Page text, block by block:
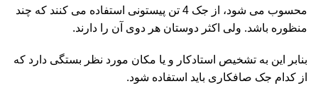
محسوب می شود، از جک 4 تن پیستونی استفاده می کنند که چند
منظوره باشد. ولی اکثر دوستان هر دوی آن را دارند.
بنابر این به تشخیص استادکار و یا مکان مورد نظر بستگی دارد که
از کدام جک صافکاری باید استفاده شود.